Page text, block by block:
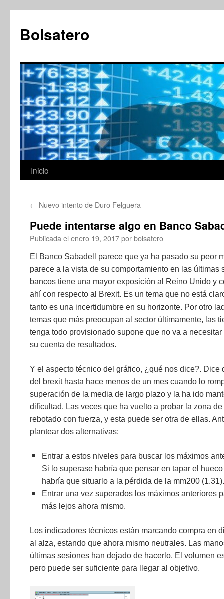
contenido
Bolsatero
Inicio
← Nuevo intento de Duro Felguera
Puede intentarse algo en Banco
Publicada el enero 19, 2017porbolsatero
El Banco Sabadell parece que ya ha pasado su peor
parece a la vista de su comportamiento en las últimas
bancos tiene una mayor exposición al Reino Unido y
ahí con respecto al Brexit. Es un tema que no está
tanto es una incertidumbre en su horizonte. Por otro
temas que más preocupan al sector últimamente, las
tenga todo provisionado supone que no va a
su cuenta de resultados.
Y el aspecto técnico del gráfico, ¿qué nos dice?.
del brexit hasta hace menos de un mes cuando lo
superación de la media de largo plazo y la ha ido
dificultad. Las veces que ha vuelto a probar la zona
rebotado con fuerza, y esta puede ser otra de ellas.
plantear dos alternativas:
Entrar a estos niveles para buscar los máximos
Si lo superase habría que pensar en tapar el
habría que situarlo a la pérdida de la mm200 (1.31).
Entrar una vez superados los máximos anteriores
más lejos ahora mismo.
Los indicadores técnicos están marcando compra en
al alza, estando que ahora mismo neutrales. Las
últimas sesiones han dejado de hacerlo. El volumen
pero puede ser suficiente para llegar al objetivo.